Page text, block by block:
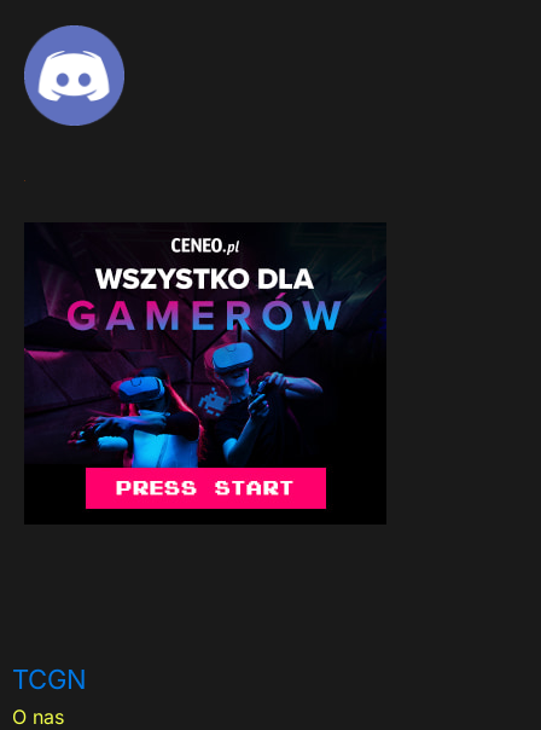
TCGN
O nas